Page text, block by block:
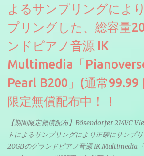
よるサンプリングによ
プリングした、総容量
ンドピアノ音源 IK
Multimedia「
Pearl B200」(通常99.99
限定無償配布中！！
【期間限定無償配布】Bösendorfer 214VC
トによるサンプリングにより正確にサンプ
20GBのグランドピアノ音源 IK Multimedia